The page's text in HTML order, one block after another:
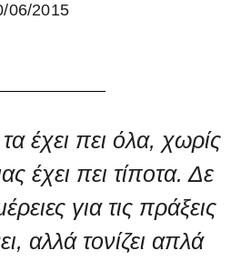
06/2015
έχει πει όλα, χωρίς
έχει πει τίποτα. Δε
για τις πράξεις
αλλά τονίζει απλά